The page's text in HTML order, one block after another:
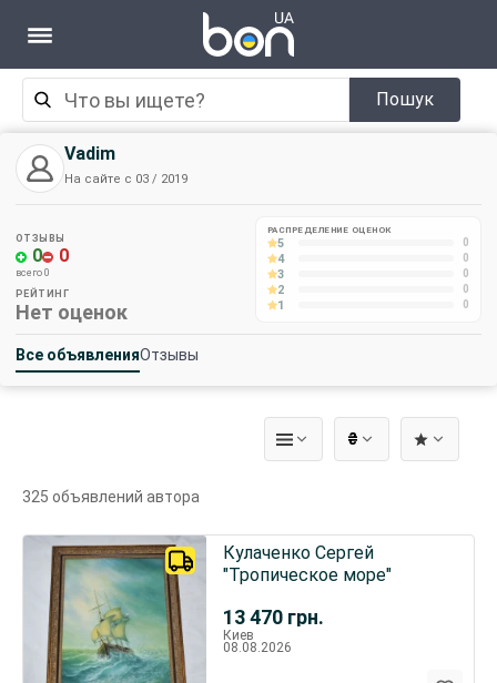
Пошук
Vadim
На сайте с 03 / 2019
РЕЙТИНГ
Нет оценок
ОТЗЫВЫ
0 0
всего 0
РАСПРЕДЕЛЕНИЕ ОЦЕНОК
5 0
4 0
3 0
2 0
1 0
Все объявленияОтзывы
₴
325 объявлений автора
13 470 грн.
Кулаченко Сергей
"Тропическое море"
Киев
08.08.2026